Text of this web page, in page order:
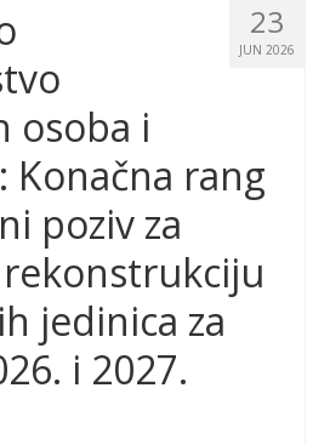
23
JUN 2026
osoba i
Konačna rang
poziv za
jedinica za
i 2027.